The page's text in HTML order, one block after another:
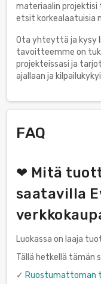
materiaalin projektisi
etsit korkealaatuisia
Ota yhteyttä ja kysy
tavoitteemme on
projekteissasi ja
ajallaan ja
FAQ
❤ Mitä
saatavilla
Luokassa on laaja
Tällä hetkellä tämän
✓ Ruostumattoman